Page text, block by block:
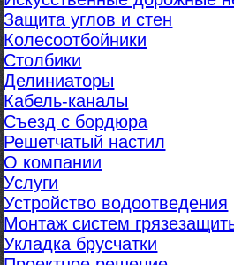
Защита углов и стен
Колесоотбойники
Столбики
Делиниаторы
Кабель-каналы
Съезд с бордюра
Решетчатый настил
О компании
Услуги
Устройство водоотведения
Монтаж систем
Укладка брусчатки